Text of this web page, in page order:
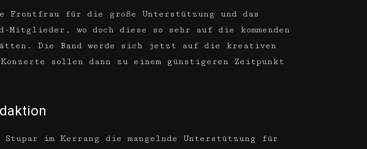
Frontfrau für die große Unterstützung und das
Mitglieder, wo doch diese so sehr auf die kommenden
Die Band werde sich jetzt auf die kreativen
sollen dann zu einem günstigeren Zeitpunkt
im Kerrang die mangelnde Unterstützung für